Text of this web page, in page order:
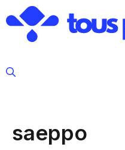
au
contenu
saeppo